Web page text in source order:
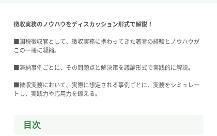
徴収実務のノウハウをディスカッション形式で解説！
■国税徴収官として、徴収実務に携わってきた著者の経験とノウハウが
この一冊に凝縮。
■滞納事例ごとに、その問題点と解決策を議論形式で実践的に解説。
■徴収実務において、実際に想定される事例ごとに、実務をシミュレー
トし、実践力や応用力を鍛える。
目次